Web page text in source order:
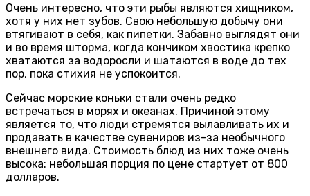
Очень интересно, что эти рыбы являются хищником,
хотя у них нет зубов. Свою небольшую добычу они
втягивают в себя, как пипетки. Забавно выглядят они
и во время шторма, когда кончиком хвостика крепко
хватаются за водоросли и шатаются в воде до тех
пор, пока стихия не успокоится.
Сейчас морские коньки стали очень редко
встречаться в морях и океанах. Причиной этому
является то, что люди стремятся вылавливать их и
продавать в качестве сувениров из-за необычного
внешнего вида. Стоимость блюд из них тоже очень
высока: небольшая порция по цене стартует от 800
долларов.